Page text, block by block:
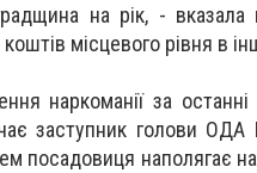
на рік, -
місцевого рівня в
наркоманії за
заступник голови ОДА
посадовиця наполягає на